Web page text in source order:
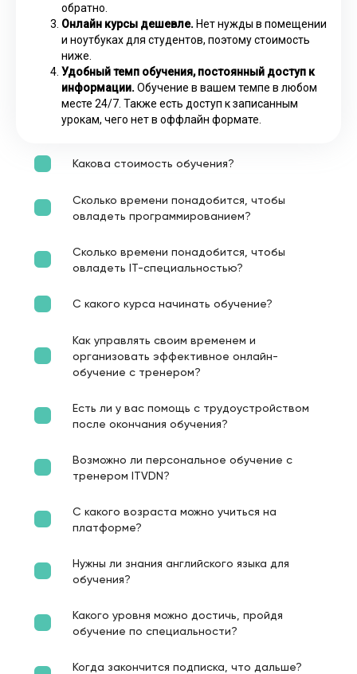
обратно.
Онлайн курсы дешевле. Нет нужды в помещении
и ноутбуках для студентов, поэтому стоимость
ниже.
Удобный темп обучения, постоянный доступ к
информации. Обучение в вашем темпе в любом
месте 24/7. Также есть доступ к записанным
урокам, чего нет в оффлайн формате.
Какова стоимость обучения?
Сколько времени понадобится, чтобы
овладеть программированием?
Сколько времени понадобится, чтобы
овладеть IT-специальностью?
С какого курса начинать обучение?
Как управлять своим временем и
организовать эффективное онлайн-
обучение с тренером?
Есть ли у вас помощь с трудоустройством
после окончания обучения?
Возможно ли персональное обучение с
тренером ITVDN?
С какого возраста можно учиться на
платформе?
Нужны ли знания английского языка для
обучения?
Какого уровня можно достичь, пройдя
обучение по специальности?
Когда закончится подписка, что дальше?